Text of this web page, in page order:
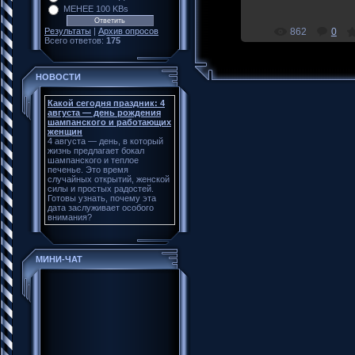
МЕНЕЕ 100 KBs
Результаты | Архив опросов
Всего ответов: 175
НОВОСТИ
Какой сегодня праздник: 4
августа — день рождения
шампанского и работающих
женщин
4 августа — день, в который
жизнь предлагает бокал
шампанского и теплое
печенье. Это время
случайных открытий, женской
силы и простых радостей.
Готовы узнать, почему эта
дата заслуживает особого
внимания?
МИНИ-ЧАТ
862 0